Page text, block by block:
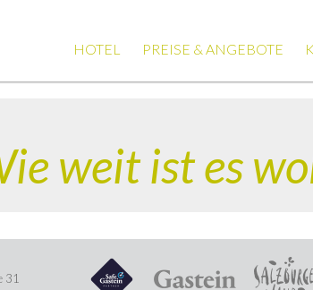
HOTEL PREISE & ANGEBOTE
weit ist es
31